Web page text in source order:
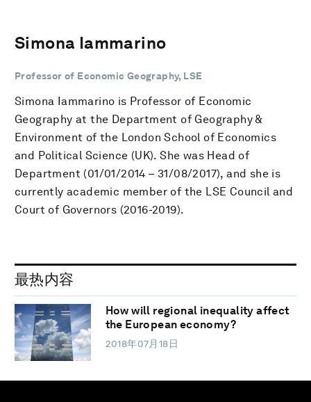
Simona Iammarino
Professor of Economic Geography, LSE
Simona Iammarino is Professor of Economic
Geography at the Department of Geography &
Environment of the London School of Economics
and Political Science (UK). She was Head of
Department (01/01/2014 – 31/08/2017), and she is
currently academic member of the LSE Council and
Court of Governors (2016-2019).
最热内容
How will regional inequality affect
the European economy?
2018年07月18日